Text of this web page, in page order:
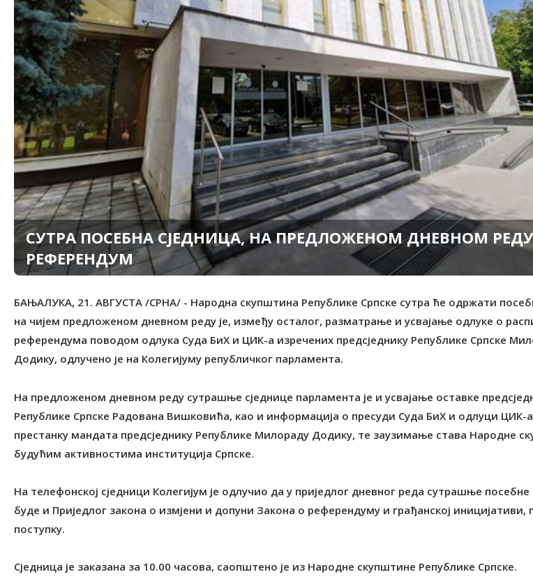
СУТРА ПОСЕБНА СЈЕДНИЦА, НА ПРЕДЛОЖЕНОМ ДНЕВНОМ
РЕФЕРЕНДУМ
БАЊАЛУКА, 21. АВГУСТА /СРНА/ - Народна скупштина Републике Српске сутра ће одржати
на чијем предложеном дневном реду је, између осталог, разматрање и усвајање одлуке о
референдума поводом одлука Суда БиХ и ЦИК-а изречених предсједнику Републике Српске
Додику, одлучено је на Колегијуму републичког парламента.
На предложеном дневном реду сутрашње сједнице парламента је и усвајање оставке
Републике Српске Радована Вишковића, као и информација о пресуди Суда БиХ и одлуци ЦИК-
престанку мандата предсједнику Републике Милораду Додику, те заузимање става Народне
будућим активностима институција Српске.
На телефонској сједници Колегијум је одлучио да у приједлог дневног реда сутрашње посебне
буде и Приједлог закона о измјени и допуни Закона о референдуму и грађанској иницијативи,
поступку.
Сједница је заказана за 10.00 часова, саопштено је из Народне скупштине Републике Српске.